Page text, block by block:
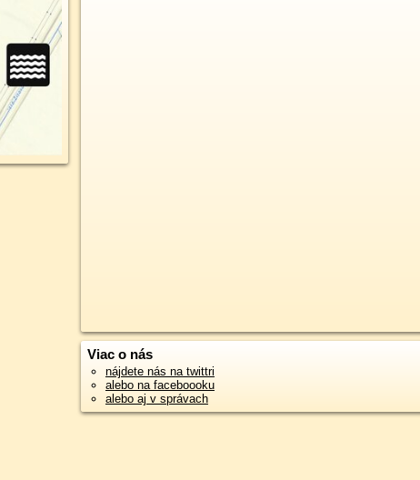
Viac o nás
nájdete nás na twittri
alebo na faceboooku
alebo aj v správach